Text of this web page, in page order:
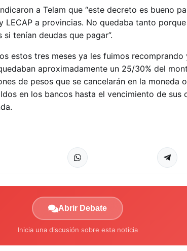
a Telam que “este decreto es bueno
LECAP a provincias. No quedaba tanto
tenían deudas que pagar”.
estos tres meses ya les fuimos
aproximadamente un 25/30% del
de pesos que se cancelarán en la moneda
en los bancos hasta el vencimiento de sus
Abrir Debate
Inicia una discusión sobre esta noticia